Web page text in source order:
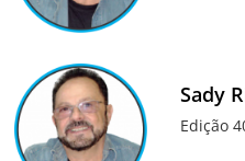
Sady
Edição